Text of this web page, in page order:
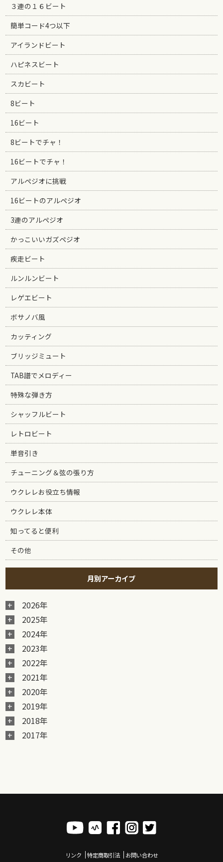
３連の１６ビート
簡単コード4つ以下
アイランドビート
ハピネスビート
スカビート
8ビート
16ビート
8ビートでチャ！
16ビートでチャ！
アルペジオに挑戦
16ビートのアルペジオ
3連のアルペジオ
かっこいいガズペジオ
疾走ビート
ルンルンビート
レゲエビート
ボサノバ風
カッティング
ブリッジミュート
TAB譜でメロディー
特殊な弾き方
シャッフルビート
レトロビート
単音引き
チューニング＆弦の張り方
ウクレレお役立ち情報
ウクレレ本体
知ってると便利
その他
月別アーカイブ
2026年
2025年
2024年
2023年
2022年
2021年
2020年
2019年
2018年
2017年
リンク 特定商取引法 お問い合わせ